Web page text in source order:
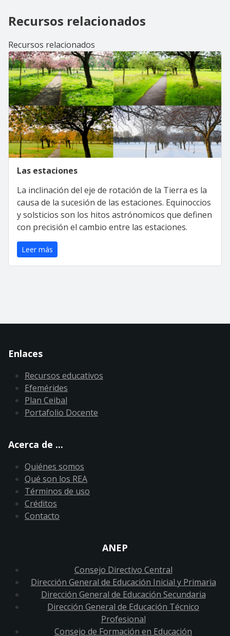
Recursos relacionados
Recursos relacionados
Las estaciones
La inclinación del eje de rotación de la Tierra es la
causa de la sucesión de las estaciones. Equinoccios
y solsticios son los hitos astrónomicos que definen
con precisión el cambio entre las estaciones.
Leer más
Enlaces
Recursos educativos
Efemérides
Plan Ceibal
Portafolio Docente
Acerca de ...
Quiénes somos
Qué son los REA
Términos de uso
Créditos
Contacto
ANEP
Consejo Directivo Central
Dirección General de Educación Inicial y Primaria
Dirección General de Educación Secundaria
Dirección General de Educación Técnico
Profesional
Consejo de Formación en Educación